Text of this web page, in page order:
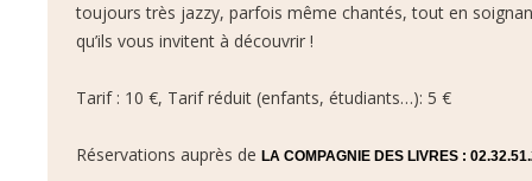
toujours très jazzy, parfois même chantés, tout en
qu’ils vous invitent à découvrir !
Tarif : 10 €, Tarif réduit (enfants, étudiants…): 5 €
Réservations auprès de LA COMPAGNIE DES LIVRES :